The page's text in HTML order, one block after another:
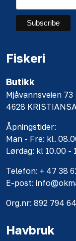
Fiskeri
Butikk
Mjåvannsveien 73
4628
Åpningstider:
Man - Fre: kl.
Lørdag: kl 10.00 -
Telefon: + 47 38
E-post:
Org.nr: 892 794
Havbruk